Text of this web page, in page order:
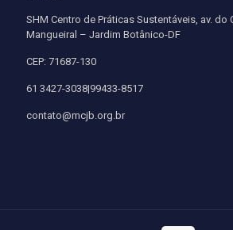
SHM Centro de Práticas Sustentáveis, av. do
Mangueiral – Jardim Botânico-DF
CEP: 71687-130
61 3427-3038|99433-8517
contato@mcjb.org.br